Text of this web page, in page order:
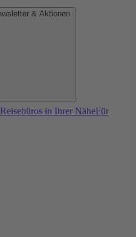
Reisebüros in Ihrer NäheFür